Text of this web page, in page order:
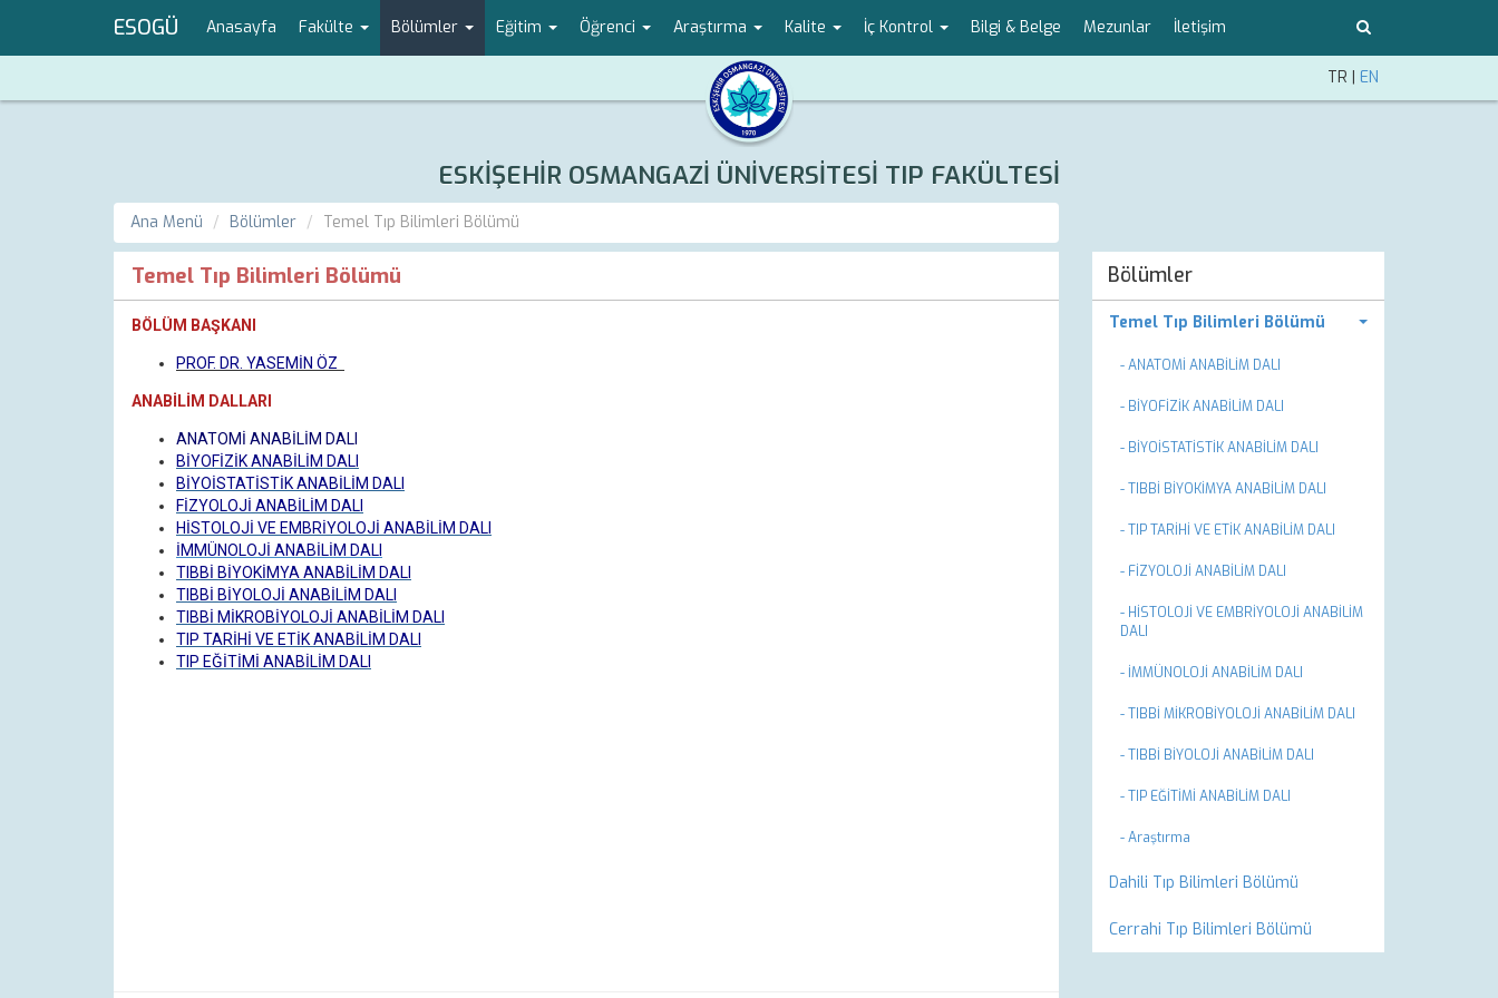
ESOGÜ Anasayfa Fakülte Bölümler Eğitim Öğrenci Araştırma Kalite İç Kontrol Bilgi & Belge Mezunlar İletişim
TR | EN
ESKİŞEHİR OSMANGAZİ ÜNİVERSİTESİ TIP FAKÜLTESİ
Ana Menü Bölümler Temel Tıp Bilimleri Bölümü
Temel Tıp Bilimleri Bölümü
BÖLÜM BAŞKANI
PROF. DR. YASEMİN ÖZ
ANABİLİM DALLARI
ANATOMİ ANABİLİM DALI
BİYOFİZİK ANABİLİM DALI
BİYOİSTATİSTİK ANABİLİM DALI
FİZYOLOJİ ANABİLİM DALI
HİSTOLOJİ VE EMBRİYOLOJİ ANABİLİM DALI
İMMÜNOLOJİ ANABİLİM DALI
TIBBİ BİYOKİMYA ANABİLİM DALI
TIBBİ BİYOLOJİ ANABİLİM DALI
TIBBİ MİKROBİYOLOJİ ANABİLİM DALI
TIP TARİHİ VE ETİK ANABİLİM DALI
TIP EĞİTİMİ ANABİLİM DALI
Bölümler
Temel Tıp Bilimleri Bölümü
- ANATOMİ ANABİLİM DALI
- BİYOFİZİK ANABİLİM DALI
- BİYOİSTATİSTİK ANABİLİM DALI
- TIBBİ BİYOKİMYA ANABİLİM DALI
- TIP TARİHİ VE ETİK ANABİLİM DALI
- FİZYOLOJİ ANABİLİM DALI
- HİSTOLOJİ VE EMBRİYOLOJİ ANABİLİM
DALI
- İMMÜNOLOJİ ANABİLİM DALI
- TIBBİ MİKROBİYOLOJİ ANABİLİM DALI
- TIBBİ BİYOLOJİ ANABİLİM DALI
- TIP EĞİTİMİ ANABİLİM DALI
- Araştırma
Dahili Tıp Bilimleri Bölümü
Cerrahi Tıp Bilimleri Bölümü